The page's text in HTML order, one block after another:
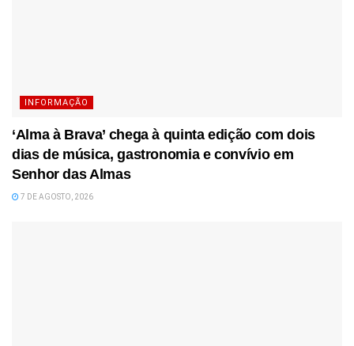
INFORMAÇÃO
‘Alma à Brava’ chega à quinta edição com dois
dias de música, gastronomia e convívio em
Senhor das Almas
7 DE AGOSTO, 2026